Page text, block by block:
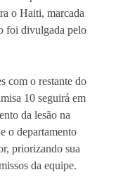
o Haiti, marcada
foi divulgada pelo
com o restante do
10 seguirá em
da lesão na
o departamento
priorizando sua
da equipe.